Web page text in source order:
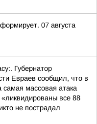
07 августа
Губернатор
Евраев сообщил, что в
самая массовая атака
все 88
не пострадал